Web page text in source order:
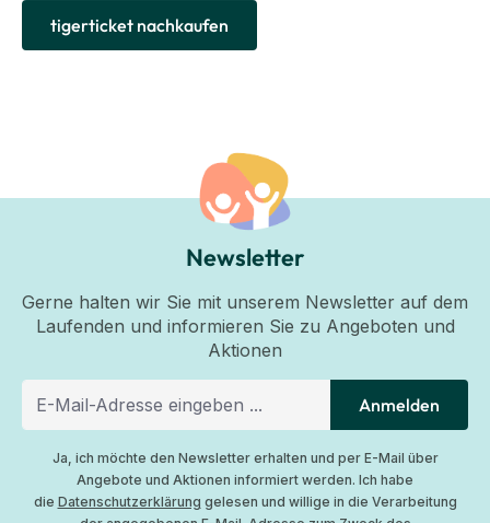
tigerticket nachkaufen
Newsletter
Gerne halten wir Sie mit unserem Newsletter auf dem
Laufenden und informieren Sie zu Angeboten und
Aktionen
Anmelden
Ja, ich möchte den Newsletter erhalten und per E-Mail über
Angebote und Aktionen informiert werden. Ich habe
die Datenschutzerklärung gelesen und willige in die Verarbeitung